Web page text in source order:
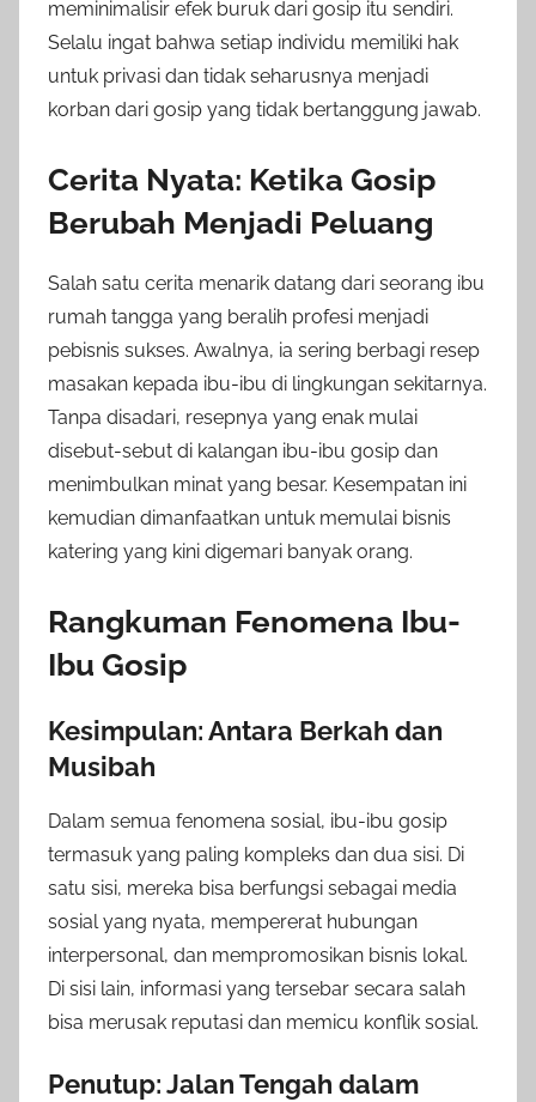
meminimalisir efek buruk dari gosip itu sendiri.
Selalu ingat bahwa setiap individu memiliki hak
untuk privasi dan tidak seharusnya menjadi
korban dari gosip yang tidak bertanggung jawab.
Cerita Nyata: Ketika Gosip
Berubah Menjadi Peluang
Salah satu cerita menarik datang dari seorang ibu
rumah tangga yang beralih profesi menjadi
pebisnis sukses. Awalnya, ia sering berbagi resep
masakan kepada ibu-ibu di lingkungan sekitarnya.
Tanpa disadari, resepnya yang enak mulai
disebut-sebut di kalangan ibu-ibu gosip dan
menimbulkan minat yang besar. Kesempatan ini
kemudian dimanfaatkan untuk memulai bisnis
katering yang kini digemari banyak orang.
Rangkuman Fenomena Ibu-
Ibu Gosip
Kesimpulan: Antara Berkah dan
Musibah
Dalam semua fenomena sosial, ibu-ibu gosip
termasuk yang paling kompleks dan dua sisi. Di
satu sisi, mereka bisa berfungsi sebagai media
sosial yang nyata, mempererat hubungan
interpersonal, dan mempromosikan bisnis lokal.
Di sisi lain, informasi yang tersebar secara salah
bisa merusak reputasi dan memicu konflik sosial.
Penutup: Jalan Tengah dalam